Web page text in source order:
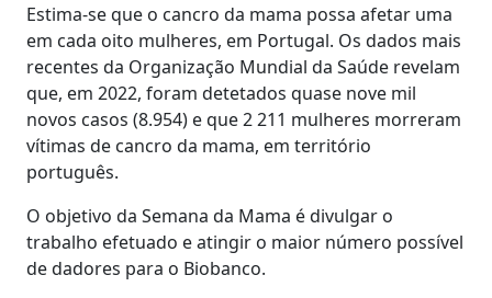
Estima-se que o cancro da mama possa afetar uma
em cada oito mulheres, em Portugal. Os dados mais
recentes da Organização Mundial da Saúde revelam
que, em 2022, foram detetados quase nove mil
novos casos (8.954) e que 2 211 mulheres morreram
vítimas de cancro da mama, em território
português.
O objetivo da Semana da Mama é divulgar o
trabalho efetuado e atingir o maior número possível
de dadores para o Biobanco.